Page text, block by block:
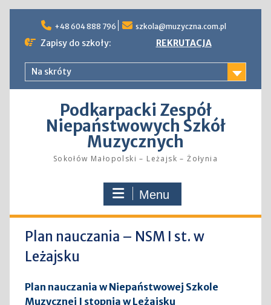
content
+48 604 888 796 szkola@muzyczna.com.pl
Zapisy do szkoły: REKRUTACJA
Na skróty
Podkarpacki Zespół
Niepaństwowych Szkół
Muzycznych
Sokołów Małopolski – Leżajsk – Żołynia
Menu
Plan nauczania – NSM I st. w
Leżajsku
Plan nauczania w Niepaństwowej Szkole
Muzycznej I stopnia w Leżajsku